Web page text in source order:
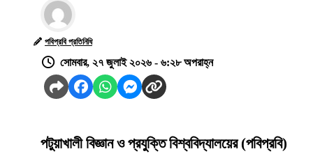
পবিপ্রবি প্রতিনিধি
সোমবার, ২৭ জুলাই ২০২৬ - ৬:২৮ অপরাহ্ন
পটুয়াখালী বিজ্ঞান ও প্রযুক্তি বিশ্ববিদ্যালয়ের (পবিপ্রবি)